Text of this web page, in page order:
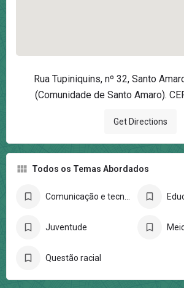
Rua Tupiniquins, nº 32, Santo
(Comunidade de Santo Amaro).
Get Directions
Todos os Temas Abordados
Comunicação e tecnologia
Juventude
Questão racial